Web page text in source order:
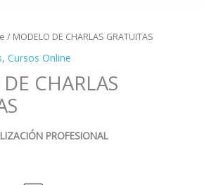
/ MODELO DE CHARLAS GRATUITAS
, Cursos Online
CHARLAS
PROFESIONAL